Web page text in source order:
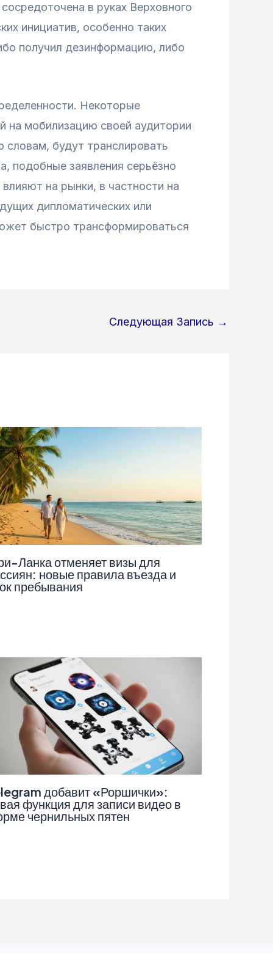
в руках Верховного
инициатив, особенно таких
получил дезинформацию, либо
Некоторые
на мобилизацию своей аудитории
словам, будут транслировать
подобные заявления серьёзно
на рынки, в частности на
дипломатических или
быстро трансформироваться
Следующая Запись →
Ланка отменяет визы для
новые правила въезда и
пребывания
добавит «Роршички»:
функция для записи видео в
чернильных пятен